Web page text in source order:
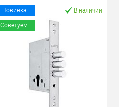
Новинка
Советуем
В наличии